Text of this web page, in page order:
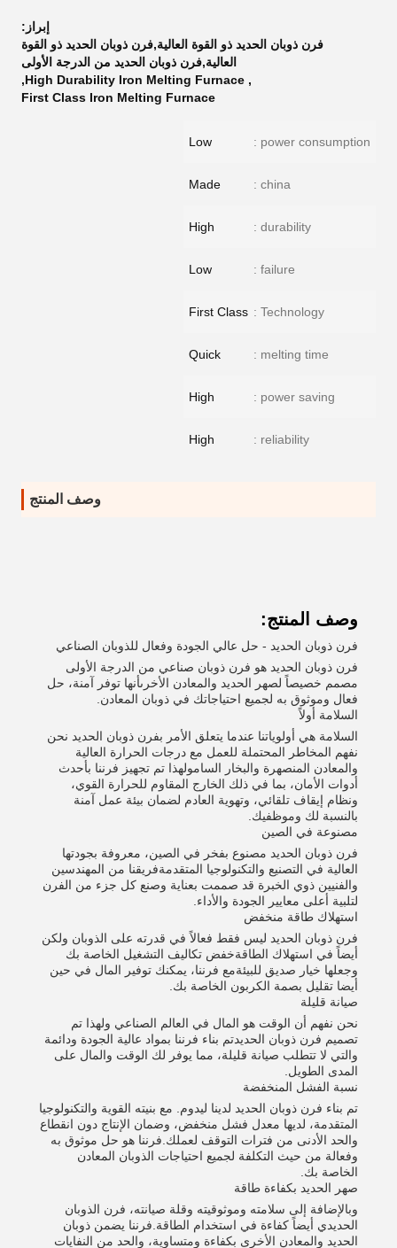
إبراز:
فرن ذوبان الحديد ذو القوة العالية,فرن ذوبان الحديد ذو القوة
العالية,فرن ذوبان الحديد من الدرجة الأولى
,
High Durability Iron Melting Furnace
,
First Class Iron Melting Furnace
power consumption :
Low
china :
Made
durability :
High
failure :
Low
Technology :
First Class
melting time :
Quick
power saving :
High
reliability :
High
وصف المنتج
وصف المنتج:
فرن ذوبان الحديد - حل عالي الجودة وفعال للذوبان الصناعي
فرن ذوبان الحديد هو فرن ذوبان صناعي من الدرجة الأولى
مصمم خصيصاً لصهر الحديد والمعادن الأخرىأنها توفر آمنة، حل
فعال وموثوق به لجميع احتياجاتك في ذوبان المعادن.
السلامة أولاً
السلامة هي أولوياتنا عندما يتعلق الأمر بفرن ذوبان الحديد نحن
نفهم المخاطر المحتملة للعمل مع درجات الحرارة العالية
والمعادن المنصهرة والبخار السامولهذا تم تجهيز فرننا بأحدث
أدوات الأمان، بما في ذلك الخارج المقاوم للحرارة القوي،
ونظام إيقاف تلقائي، وتهوية العادم لضمان بيئة عمل آمنة
بالنسبة لك وموظفيك.
مصنوعة في الصين
فرن ذوبان الحديد مصنوع بفخر في الصين، معروفة بجودتها
العالية في التصنيع والتكنولوجيا المتقدمةفريقنا من المهندسين
والفنيين ذوي الخبرة قد صممت بعناية وصنع كل جزء من الفرن
لتلبية أعلى معايير الجودة والأداء.
استهلاك طاقة منخفض
فرن ذوبان الحديد ليس فقط فعالاً في قدرته على الذوبان ولكن
أيضاً في استهلاك الطاقةخفض تكاليف التشغيل الخاصة بك
وجعلها خيار صديق للبيئةمع فرننا، يمكنك توفير المال في حين
أيضا تقليل بصمة الكربون الخاصة بك.
صيانة قليلة
نحن نفهم أن الوقت هو المال في العالم الصناعي ولهذا تم
تصميم فرن ذوبان الحديدتم بناء فرننا بمواد عالية الجودة ودائمة
والتي لا تتطلب صيانة قليلة، مما يوفر لك الوقت والمال على
المدى الطويل.
نسبة الفشل المنخفضة
تم بناء فرن ذوبان الحديد لدينا ليدوم. مع بنيته القوية والتكنولوجيا
المتقدمة، لديها معدل فشل منخفض، وضمان الإنتاج دون انقطاع
والحد الأدنى من فترات التوقف لعملك.فرننا هو حل موثوق به
وفعالة من حيث التكلفة لجميع احتياجات الذوبان المعادن
الخاصة بك.
صهر الحديد بكفاءة طاقة
وبالإضافة إلى سلامته وموثوقيته وقلة صيانته، فرن الذوبان
الحديدي أيضاً كفاءة في استخدام الطاقة.فرننا يضمن ذوبان
الحديد والمعادن الأخرى بكفاءة ومتساوية، والحد من النفايات